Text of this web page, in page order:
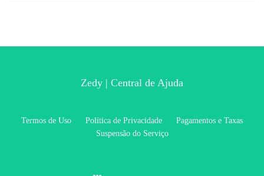
Zedy | Central de Ajuda
Termos de Uso Política de Privacidade
Pagamentos e Taxas
Suspensão do Serviço